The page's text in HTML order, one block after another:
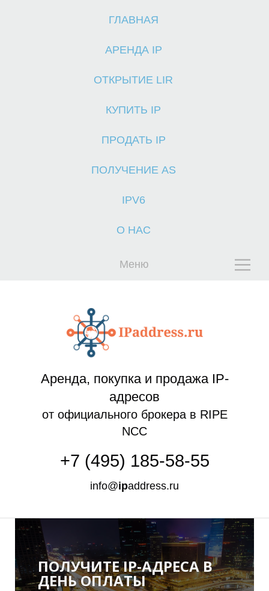
ГЛАВНАЯ
АРЕНДА IP
ОТКРЫТИЕ LIR
КУПИТЬ IP
ПРОДАТЬ IP
ПОЛУЧЕНИЕ AS
IPV6
О НАС
Меню
Г
Л
Аренда, покупка и продажа IP-
адресов
от официального брокера в RIPE
NCC
+7 (495) 185-58-55
info@ipaddress.ru
ПОЛУЧИТЕ IP-АДРЕСА В
ДЕНЬ ОПЛАТЫ